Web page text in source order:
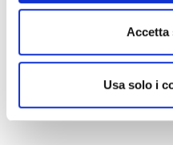
Accetta
Usa solo i
Scopri di più